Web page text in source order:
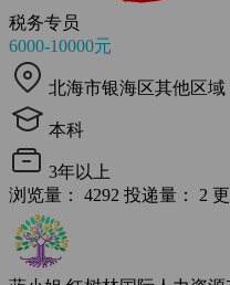
税务专员
6000-10000元
北海市银海区其他区域
本科
3年以上
浏览量： 4292 投递量： 2